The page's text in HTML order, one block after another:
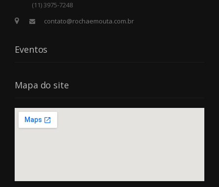
(11) 3975-7248
contato@rochaemouta.com.br
Eventos
Mapa do site